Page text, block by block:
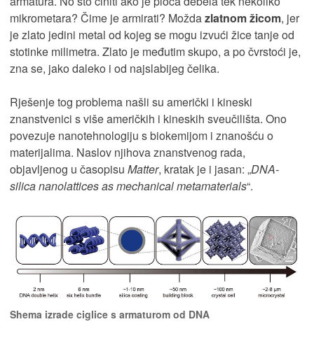
mikrometara? Čime je armirati? Moždazlatnom žicom, jer
je zlato jedini metal od kojeg se mogu izvući žice tanje od
stotinke milimetra. Zlato je međutim skupo, a po čvrstoći je,
zna se, jako daleko i od najslabijeg čelika.
Rješenje tog problema našli su američki i kineski
znanstvenici s više američkih i kineskih sveučilišta. Ono
povezuje nanotehnologiju s biokemijom i znanošću o
materijalima. Naslov njihova znanstvenog rada,
objavljenog u časopisu Matter, kratak je i jasan: „DNA-
silica nanolattices as mechanical metamaterials“.
Shema izrade ciglice s armaturom od DNA